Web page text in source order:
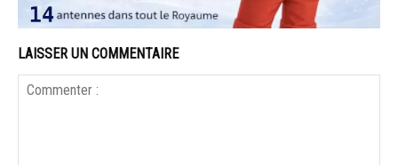
LAISSER UN COMMENTAIRE